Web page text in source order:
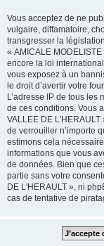
Vous acceptez de ne
vulgaire, diffamatoire,
transgresser la
« AMICALE
encore la loi
vous exposez à un
le droit d’avertir votre
L’adresse IP de tous
de ces conditions. Vous
VALLEE DE
de verrouiller n’importe
estimons cela
informations que vous
de données. Bien que
partie sans votre
DE L'HERAULT », ni
cas de tentative de